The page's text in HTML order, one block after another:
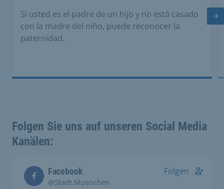
Si usted es el padre de un hijo y no está casado
con la madre del niño, puede reconocer la
paternidad.
Folgen Sie uns auf unseren Social Media
Kanälen:
Facebook
@Stadt.Muenchen
Folgen